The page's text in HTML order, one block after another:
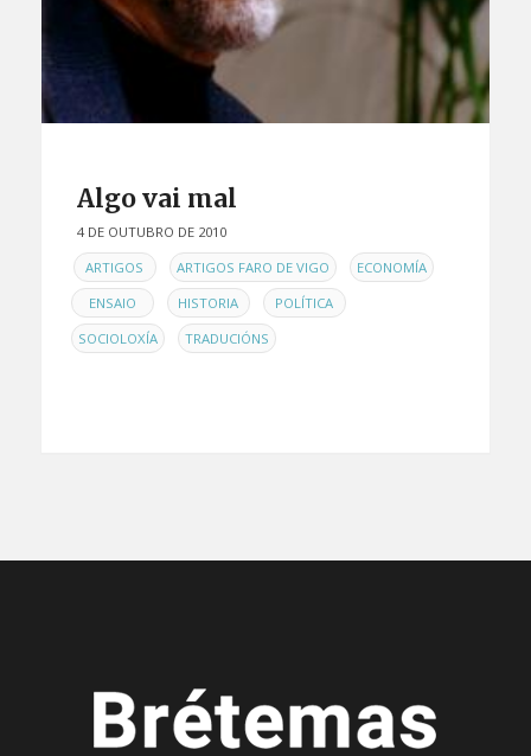
Algo vai mal
4 DE OUTUBRO DE 2010
EN ARTIGOS , ARTIGOS FARO DE VIGO , ECONOMÍA ,
ENSAIO , HISTORIA , POLÍTICA ,
SOCIOLOXÍA , TRADUCIÓNS